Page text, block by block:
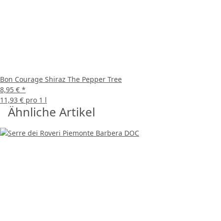
Bon Courage Shiraz The Pepper Tree
8,95 € *
11,93 € pro 1 l
Ähnliche Artikel